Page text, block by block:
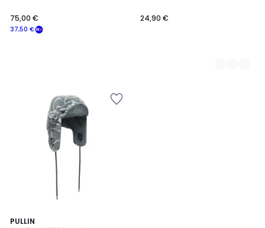
37,50 €
75,00 € 24,90 €
PULLIN